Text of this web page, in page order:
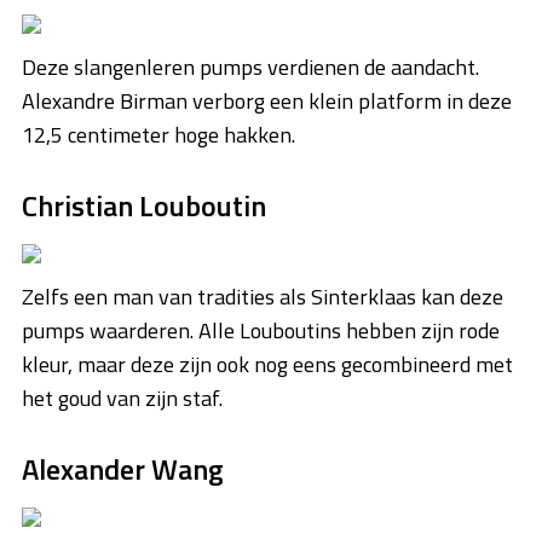
Deze slangenleren pumps verdienen de aandacht.
Alexandre Birman verborg een klein platform in deze
12,5 centimeter hoge hakken.
Christian Louboutin
Zelfs een man van tradities als Sinterklaas kan deze
pumps waarderen. Alle Louboutins hebben zijn rode
kleur, maar deze zijn ook nog eens gecombineerd met
het goud van zijn staf.
Alexander Wang